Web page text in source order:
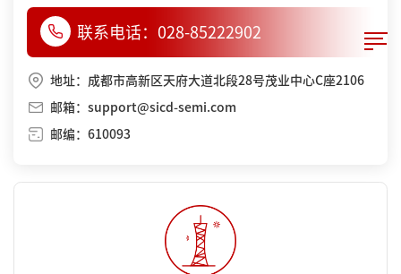
联系电话： 028-85222902
地址：成都市高新区天府大道北段28号茂业中心C座2106
邮箱：support@sicd-semi.com
邮编：610093